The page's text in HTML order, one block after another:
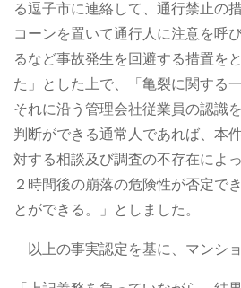
る逗子市に連絡して、通行禁止の
コーンを置いて通行人に注意を呼
るなど事故発生を回避する措置を
た」とした上で、「亀裂に関する
それに沿う管理会社従業員の認識
判断ができる通常人であれば、本
対する相談及び調査の不存在によ
２時間後の崩落の危険性が否定で
とができる。」としました。
以上の事実認定を基に、マンショ